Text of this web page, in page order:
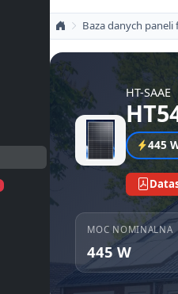
Baza danych
HT-SAAE
445
MOC NOMINALNA
445 W